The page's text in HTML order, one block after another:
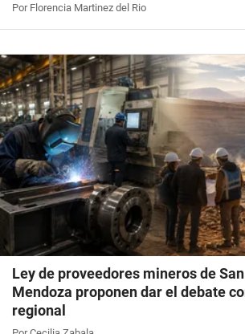
Por Florencia Martinez del Rio
Ley de proveedores mineros de
Mendoza proponen dar el debate
regional